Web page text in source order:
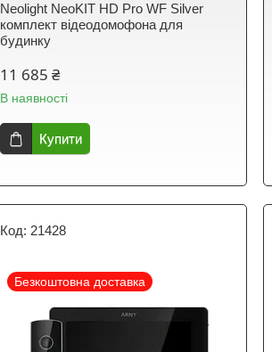
Neolight NeoKIT HD Pro WF Silver
комплект відеодомофона для
будинку
11 685 ₴
В наявності
Купити
21428
Безкоштовна доставка